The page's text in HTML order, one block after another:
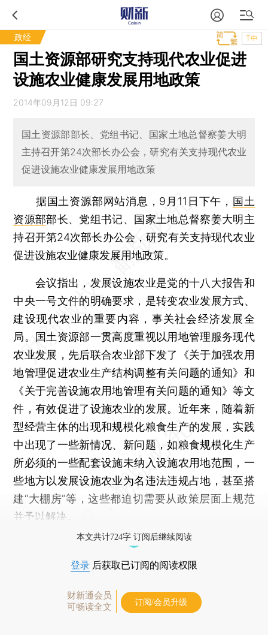
政经 T中
国土资源部研究支持现代农业促进
设施农业健康发展用地政策
2014年09月12日 09:27
国土资源部部长、党组书记、国家土地总督察姜大明
主持召开第24次部长办公会，研究有关支持现代农业
促进设施农业健康发展用地政策
据国土资源部网站消息，9月11日下午， 国土
资源部部长、党组书记、国家土地总督察姜大明主
持召开第24次部长办公会，研究有关支持现代农业
促进设施农业健康发展用地政策。
会议指出，发展设施农业是党的十八大报告和
中央一号文件的明确要求，是转变农业发展方式、
建设现代农业的重要内容，事关社会经济发展全
局。国土资源部一贯高度重视以用地管理服务现代
农业发展，先后联合农业部下发了《关于加强农用
地管理促进农业生产结构调整有关问题的通知》和
《关于完善设施农用地管理有关问题的通知》等文
件，有效促进了设施农业的发展。近年来，随着新
型经营主体的出现和规模化粮食生产的发展，实践
中出现了一些新情况、新问题，如粮食规模化生产
所必须的一些配套设施未纳入设施农用地范围，一
些地方以发展设施农业为名违法违规占地，甚至搭
建“大棚房”等，这些都迫切需要从政策层面上规范
并予以解决。
本文共计724字 订阅后继续阅读
登录 后获取已订阅的阅读权限
财新通会员
可畅读全文
订阅/会员升级